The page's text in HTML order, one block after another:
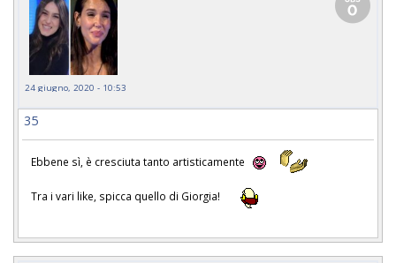
24 giugno, 2020 - 10:53
35
Ebbene sì, è cresciuta tanto artisticamente
Tra i vari like, spicca quello di Giorgia!